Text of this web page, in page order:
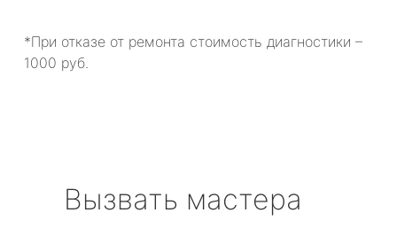
*При отказе от ремонта стоимость диагностики –
1000 руб.
Вызвать мастера